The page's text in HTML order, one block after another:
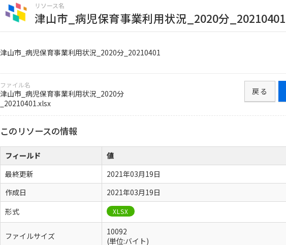
リソース名
津山市_病児保育事業利用状況_2020分_20210401
津山市_病児保育事業利用状況_2020分_20210401
ファイル名
津山市_病児保育事業利用状況_2020分
_20210401.xlsx
戻る
このリソースの情報
フィールド
値
最終更新
2021年03月19日
作成日
2021年03月19日
形式
XLSX
ファイルサイズ
10092
(単位:バイト)